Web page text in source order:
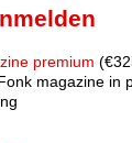
premium
magazine in